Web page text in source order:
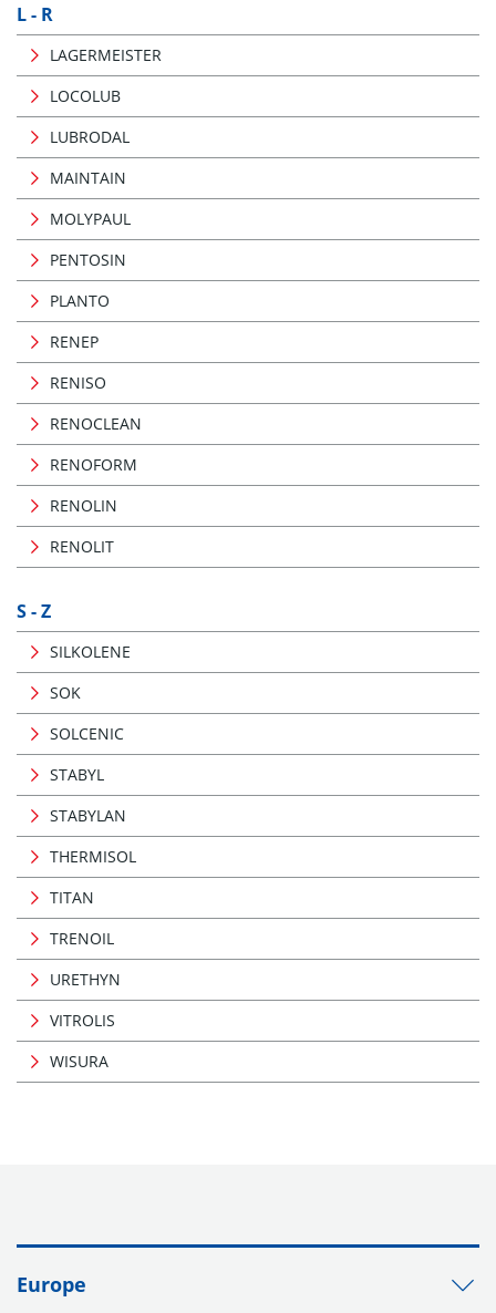
L - R
LAGERMEISTER
LOCOLUB
LUBRODAL
MAINTAIN
MOLYPAUL
PENTOSIN
PLANTO
RENEP
RENISO
RENOCLEAN
RENOFORM
RENOLIN
RENOLIT
S - Z
SILKOLENE
SOK
SOLCENIC
STABYL
STABYLAN
THERMISOL
TITAN
TRENOIL
URETHYN
VITROLIS
WISURA
Europe